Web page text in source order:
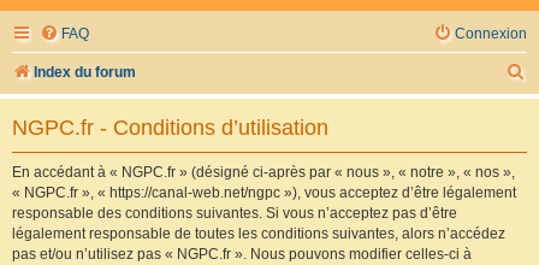
FAQ Connexion
Index du forum
e
NGPC.fr - Conditions d’utilisation
En accédant à « NGPC.fr » (désigné ci-après par « nous », « notre », « nos »,
« NGPC.fr », « https://canal-web.net/ngpc »), vous acceptez d’être légalement
responsable des conditions suivantes. Si vous n’acceptez pas d’être
légalement responsable de toutes les conditions suivantes, alors n’accédez
pas et/ou n’utilisez pas « NGPC.fr ». Nous pouvons modifier celles-ci à